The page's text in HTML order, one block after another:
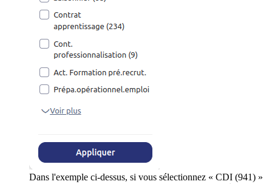
Dans l'exemple ci-dessus, si vous sélectionnez « CDI (941) »